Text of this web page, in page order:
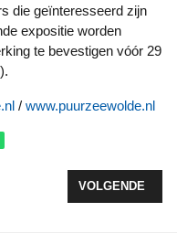
expositie worden
te bevestigen vóór 29
).
/ www.puurzeewolde.nl
UITVERKOCHT
VOLGENDE
VOLGENDE